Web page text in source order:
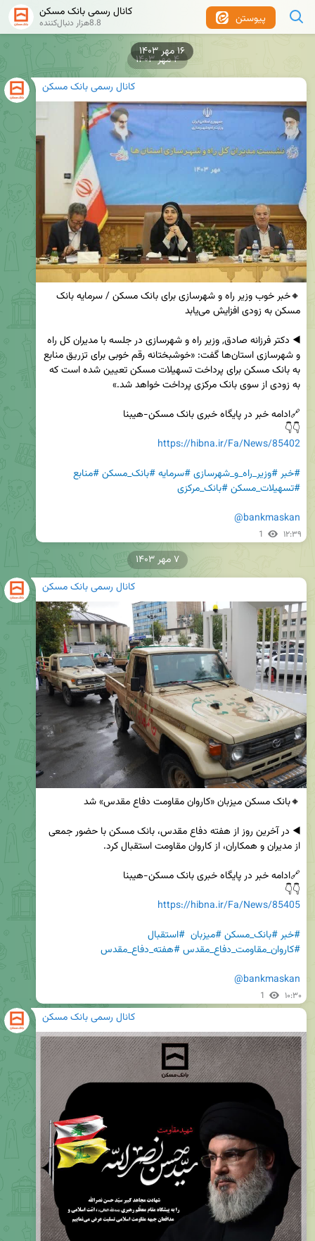
پیوستن کانال رسمی بانک مسکن
8.8هزار دنبال‌کننده
کانال رسمی بانک مسکن
👇👇
https://hibna.ir/Fa/News/85402
#خبر#وزیر_راه_و_شهرسازی#سرمایه#بانک_مسکن#منابع
#تسهیلات_مسکن#بانک_مرکزی
@bankmaskan
1 ۱۲:۳۹
۴ مهر ۱۴۰۳
کانال رسمی بانک مسکن
👇👇
https://hibna.ir/Fa/News/85405
#خبر#بانک_مسکن#میزبان #استقبال
#کاروان_مقاومت_دفاع_مقدس#هفته_دفاع_مقدس
@bankmaskan
1 ۱۰:۳۰
۷ مهر ۱۴۰۳
کانال رسمی بانک مسکن